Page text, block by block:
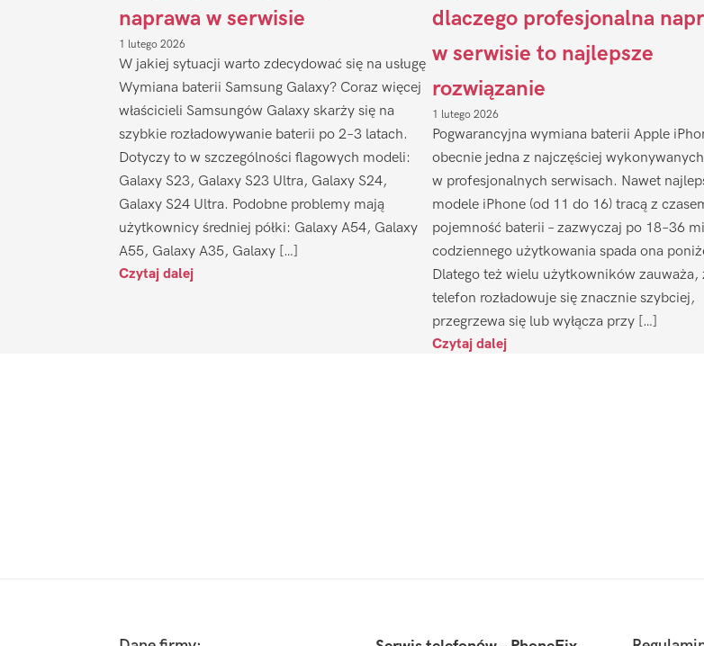
naprawa w serwisie
1 lutego 2026
W jakiej sytuacji warto zdecydować się na usługę
Wymiana baterii Samsung Galaxy? Coraz więcej
właścicieli Samsungów Galaxy skarży się na
szybkie rozładowywanie baterii po 2–3 latach.
Dotyczy to w szczególności flagowych modeli:
Galaxy S23, Galaxy S23 Ultra, Galaxy S24,
Galaxy S24 Ultra. Podobne problemy mają
użytkownicy średniej półki: Galaxy A54, Galaxy
A55, Galaxy A35, Galaxy […]
Czytaj dalej
dlaczego profesjonalna
w serwisie to najlepsze
rozwiązanie
1 lutego 2026
Pogwarancyjna wymiana baterii Apple
obecnie jedna z najczęściej
w profesjonalnych serwisach. Nawet
modele iPhone (od 11 do 16) tracą z
pojemność baterii – zazwyczaj po 18–36
codziennego użytkowania spada ona
Dlatego też wielu użytkowników zauważa,
telefon rozładowuje się znacznie szybciej,
przegrzewa się lub wyłącza przy […]
Czytaj dalej